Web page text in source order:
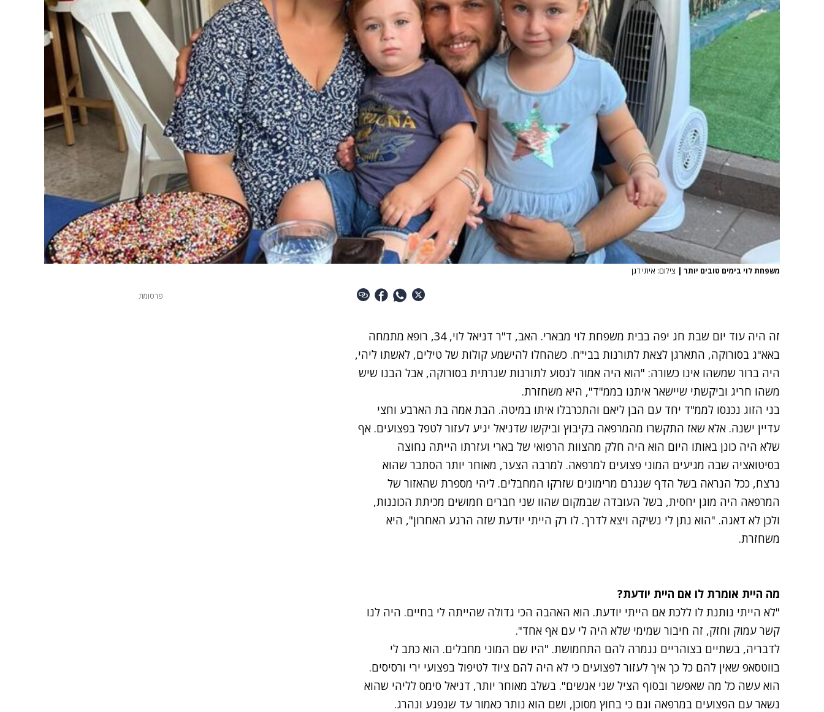
משפחת לוי בימים טובים יותר | צילום: איתי דגן
זה היה עוד יום שבת חג יפה בבית משפחת לוי מבארי. האב, ד"ר דניאל לוי, 34, רופא מתמחה
באא"ג בסורוקה, התארגן לצאת לתורנות בבי"ח. כשהחלו להישמע קולות של טילים, לאשתו ליהי,
היה ברור שמשהו אינו כשורה: "הוא היה אמור לנסוע לתורנות שגרתית בסורוקה, אבל הבנו שיש
משהו חריג וביקשתי שיישאר איתנו בממ"ד", היא משחזרת.
בני הזוג נכנסו לממ"ד יחד עם הבן ליאם והתכרבלו איתו במיטה. הבת אמה בת הארבע וחצי
עדיין ישנה. אלא שאז התקשרו מהמרפאה בקיבוץ וביקשו שדניאל יגיע לעזור לטפל בפצועים. אף
שלא היה כונן באותו היום הוא היה חלק מהצוות הרפואי של בארי ועזרתו הייתה נחוצה
בסיטואציה שבה מגיעים המוני פצועים למרפאה. למרבה הצער, מאוחר יותר הסתבר שהוא
נרצח, ככל הנראה בשל הדף שנגרם מרימונים שזרקו המחבלים. ליהי מספרת שהאזור של
המרפאה היה מוגן יחסית, בשל העובדה שבמקום שהוו שני חברים חמושים מכיתת הכוננות,
ולכן לא דאגה. "הוא נתן לי נשיקה ויצא לדרך. לו רק הייתי יודעת שזה הרגע האחרון", היא
משחזרת.
מה היית אומרת לו אם היית יודעת?
"לא הייתי נותנת לו ללכת אם הייתי יודעת. הוא האהבה הכי גדולה שהייתה לי בחיים. היה לנו
קשר עמוק וחזק, זה חיבור שמימי שלא היה לי עם אף אחד".
לדבריה, בשתיים בצוהריים נגמרה להם התחמושת. "היו שם המוני מחבלים. הוא כתב לי
בווטסאפ שאין להם כל כך איך לעזור לפצועים כי לא היה להם ציוד לטיפול בפצועי ירי ורסיסים.
הוא עשה כל מה שאפשר ובסוף הציל שני אנשים". בשלב מאוחר יותר, דניאל סימס לליהי שהוא
נשאר עם הפצועים במרפאה וגם כי בחוץ מסוכן, ושם הוא נותר כאמור עד שנפגע ונהרג.
פרסומת